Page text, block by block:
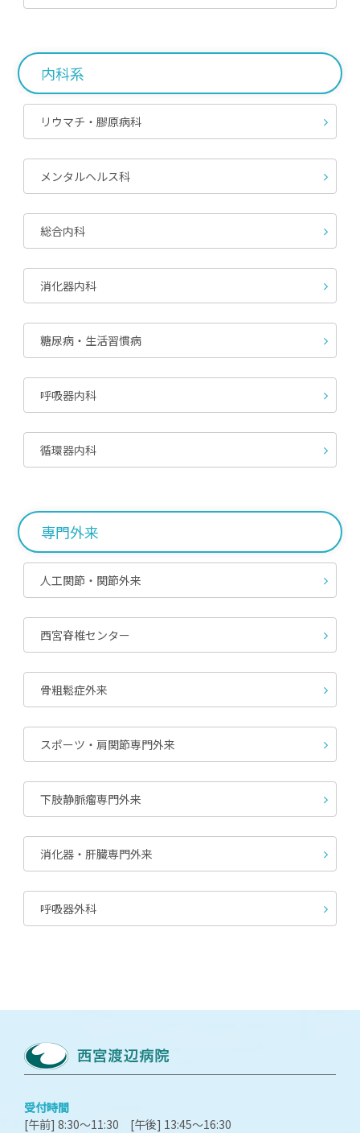
内科系
リウマチ・膠原病科
メンタルヘルス科
総合内科
消化器内科
糖尿病・生活習慣病
呼吸器内科
循環器内科
専門外来
人工関節・関節外来
西宮脊椎センター
骨粗鬆症外来
スポーツ・肩関節専門外来
下肢静脈瘤専門外来
消化器・肝臓専門外来
呼吸器外科
受付時間
[午前] 8:30～11:30 [午後] 13:45～16:30